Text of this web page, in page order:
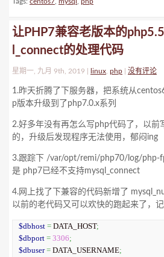
让PHP7兼容老版本的
l_connect的处理代码
星期一, 九月 9th, 2019 | linux php 没有评论
1.昨天折腾了下服务器，把系统从
p版本升级到了php7.0.x系列
2.好多年没有再怎么写php代码了，以前
的，升级后发现程序无法使用，郁闷ing
3.跟踪下 /var/opt/remi/php70/log/php-
是 php7已经不支持mysql_connect
4.网上找了下兼容的代码新增了
以前的老代码又可以欢快的跑起来了，
$dbhost = DATA_HOST;
$dbport = 3306;
$dbuser = DATA_USERNAME;